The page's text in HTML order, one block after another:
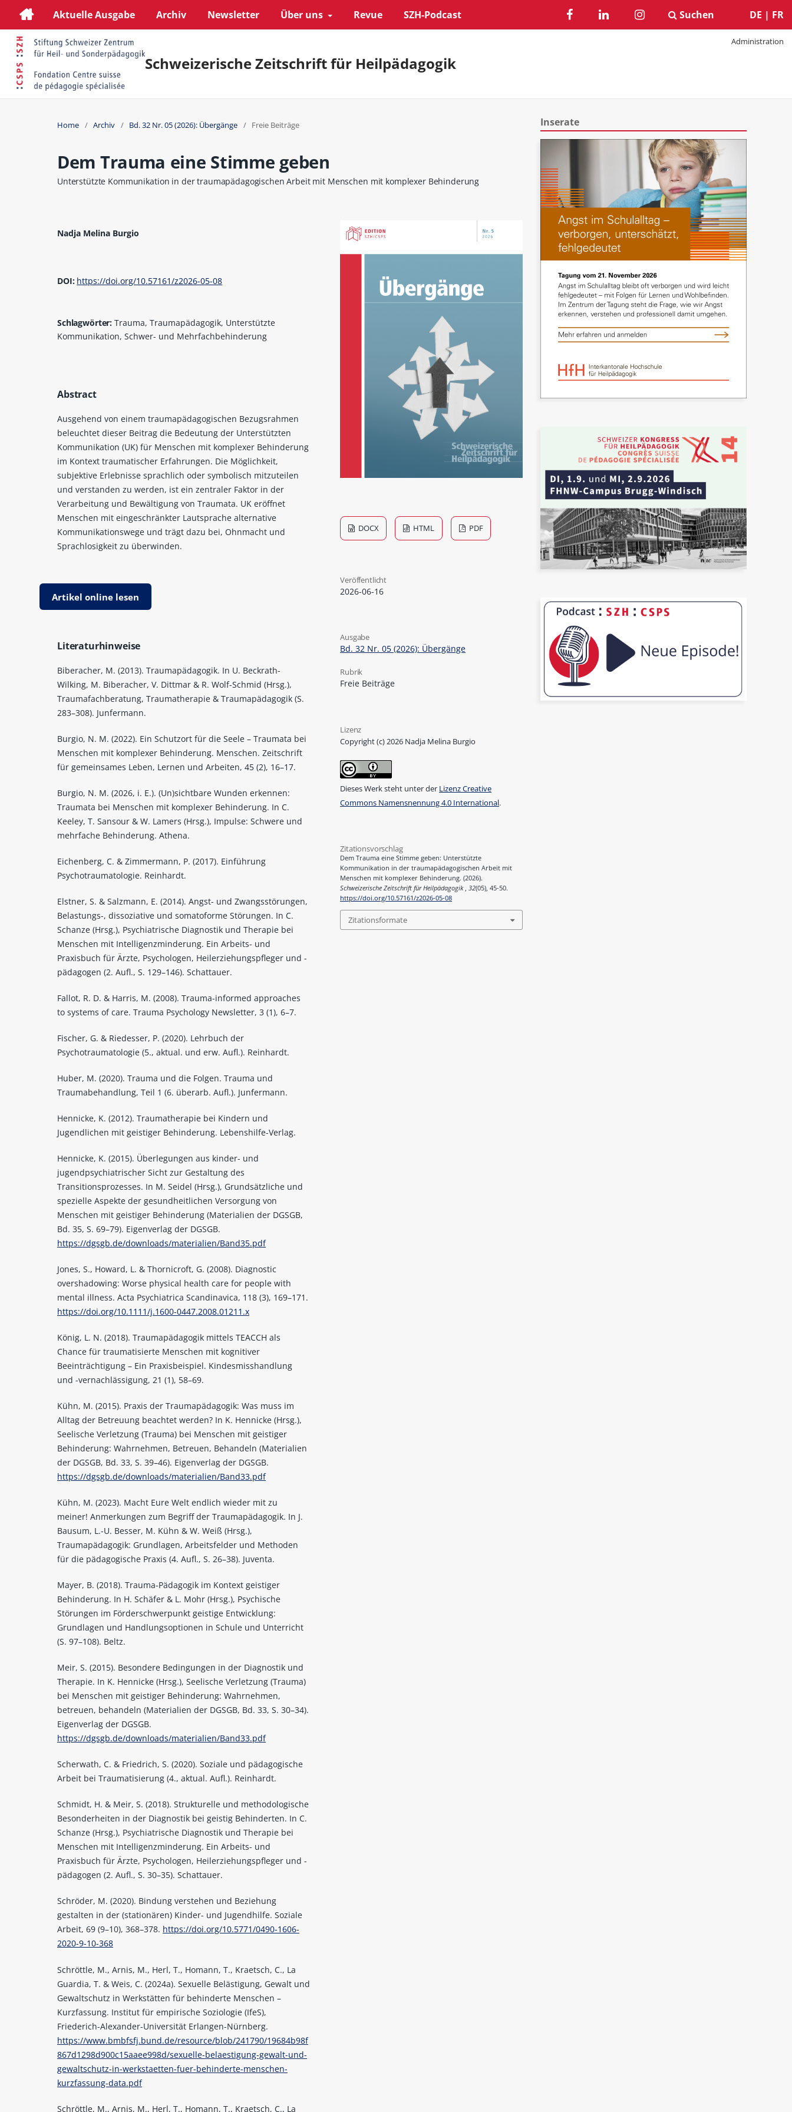
Aktuelle Ausgabe Archiv Newsletter Über uns Revue SZH-Podcast
Administration
DE | FR
Suchen
Schweizerische Zeitschrift für Heilpädagogik
Home / Archiv / Bd. 32 Nr. 05 (2026): Übergänge / Freie Beiträge
Dem Trauma eine Stimme geben
Unterstützte Kommunikation in der traumapädagogischen Arbeit mit Menschen mit komplexer Behinderung
Nadja Melina Burgio
DOI: https://doi.org/10.57161/z2026-05-08
Schlagwörter:Trauma, Traumapädagogik, Unterstützte
Kommunikation, Schwer- und Mehrfachbehinderung
Abstract
Ausgehend von einem traumapädagogischen Bezugsrahmen
beleuchtet dieser Beitrag die Bedeutung der Unterstützten
Kommunikation (UK) für Menschen mit komplexer Behinderung
im Kontext traumatischer Erfahrungen. Die Möglichkeit,
subjektive Erlebnisse sprachlich oder symbolisch mitzuteilen
und verstanden zu werden, ist ein zentraler Faktor in der
Verarbeitung und Bewältigung von Traumata. UK eröffnet
Menschen mit eingeschränkter Lautsprache alternative
Kommunikationswege und trägt dazu bei, Ohnmacht und
Sprachlosigkeit zu überwinden.
Artikel online lesen
Literaturhinweise
Biberacher, M. (2013). Traumapädagogik. In U. Beckrath-
Wilking, M. Biberacher, V. Dittmar & R. Wolf-Schmid (Hrsg.),
Traumafachberatung, Traumatherapie & Traumapädagogik (S.
283–308). Junfermann.
Burgio, N. M. (2022). Ein Schutzort für die Seele – Traumata bei
Menschen mit komplexer Behinderung. Menschen. Zeitschrift
für gemeinsames Leben, Lernen und Arbeiten, 45 (2), 16–17.
Burgio, N. M. (2026, i. E.). (Un)sichtbare Wunden erkennen:
Traumata bei Menschen mit komplexer Behinderung. In C.
Keeley, T. Sansour & W. Lamers (Hrsg.), Impulse: Schwere und
mehrfache Behinderung. Athena.
Eichenberg, C. & Zimmermann, P. (2017). Einführung
Psychotraumatologie. Reinhardt.
Elstner, S. & Salzmann, E. (2014). Angst- und Zwangsstörungen,
Belastungs-, dissoziative und somatoforme Störungen. In C.
Schanze (Hrsg.), Psychiatrische Diagnostik und Therapie bei
Menschen mit Intelligenzminderung. Ein Arbeits- und
Praxisbuch für Ärzte, Psychologen, Heilerziehungspfleger und -
pädagogen (2. Aufl., S. 129–146). Schattauer.
Fallot, R. D. & Harris, M. (2008). Trauma-informed approaches
to systems of care. Trauma Psychology Newsletter, 3 (1), 6–7.
Fischer, G. & Riedesser, P. (2020). Lehrbuch der
Psychotraumatologie (5., aktual. und erw. Aufl.). Reinhardt.
Huber, M. (2020). Trauma und die Folgen. Trauma und
Traumabehandlung, Teil 1 (6. überarb. Aufl.). Junfermann.
Hennicke, K. (2012). Traumatherapie bei Kindern und
Jugendlichen mit geistiger Behinderung. Lebenshilfe-Verlag.
Hennicke, K. (2015). Überlegungen aus kinder- und
jugendpsychiatrischer Sicht zur Gestaltung des
Transitionsprozesses. In M. Seidel (Hrsg.), Grundsätzliche und
spezielle Aspekte der gesundheitlichen Versorgung von
Menschen mit geistiger Behinderung (Materialien der DGSGB,
Bd. 35, S. 69–79). Eigenverlag der DGSGB.
https://dgsgb.de/downloads/materialien/Band35.pdf
Jones, S., Howard, L. & Thornicroft, G. (2008). Diagnostic
overshadowing: Worse physical health care for people with
mental illness. Acta Psychiatrica Scandinavica, 118 (3), 169–171.
https://doi.org/10.1111/j.1600-0447.2008.01211.x
König, L. N. (2018). Traumapädagogik mittels TEACCH als
Chance für traumatisierte Menschen mit kognitiver
Beeinträchtigung – Ein Praxisbeispiel. Kindesmisshandlung
und -vernachlässigung, 21 (1), 58–69.
Kühn, M. (2015). Praxis der Traumapädagogik: Was muss im
Alltag der Betreuung beachtet werden? In K. Hennicke (Hrsg.),
Seelische Verletzung (Trauma) bei Menschen mit geistiger
Behinderung: Wahrnehmen, Betreuen, Behandeln (Materialien
der DGSGB, Bd. 33, S. 39–46). Eigenverlag der DGSGB.
https://dgsgb.de/downloads/materialien/Band33.pdf
Kühn, M. (2023). Macht Eure Welt endlich wieder mit zu
meiner! Anmerkungen zum Begriff der Traumapädagogik. In J.
Bausum, L.-U. Besser, M. Kühn & W. Weiß (Hrsg.),
Traumapädagogik: Grundlagen, Arbeitsfelder und Methoden
für die pädagogische Praxis (4. Aufl., S. 26–38). Juventa.
Mayer, B. (2018). Trauma-Pädagogik im Kontext geistiger
Behinderung. In H. Schäfer & L. Mohr (Hrsg.), Psychische
Störungen im Förderschwerpunkt geistige Entwicklung:
Grundlagen und Handlungsoptionen in Schule und Unterricht
(S. 97–108). Beltz.
Meir, S. (2015). Besondere Bedingungen in der Diagnostik und
Therapie. In K. Hennicke (Hrsg.), Seelische Verletzung (Trauma)
bei Menschen mit geistiger Behinderung: Wahrnehmen,
betreuen, behandeln (Materialien der DGSGB, Bd. 33, S. 30–34).
Eigenverlag der DGSGB.
https://dgsgb.de/downloads/materialien/Band33.pdf
Scherwath, C. & Friedrich, S. (2020). Soziale und pädagogische
Arbeit bei Traumatisierung (4., aktual. Aufl.). Reinhardt.
Schmidt, H. & Meir, S. (2018). Strukturelle und methodologische
Besonderheiten in der Diagnostik bei geistig Behinderten. In C.
Schanze (Hrsg.), Psychiatrische Diagnostik und Therapie bei
Menschen mit Intelligenzminderung. Ein Arbeits- und
Praxisbuch für Ärzte, Psychologen, Heilerziehungspfleger und -
pädagogen (2. Aufl., S. 30–35). Schattauer.
Schröder, M. (2020). Bindung verstehen und Beziehung
gestalten in der (stationären) Kinder- und Jugendhilfe. Soziale
Arbeit, 69 (9–10), 368–378. https://doi.org/10.5771/0490-1606-
2020-9-10-368
Schröttle, M., Arnis, M., Herl, T., Homann, T., Kraetsch, C., La
Guardia, T. & Weis, C. (2024a). Sexuelle Belästigung, Gewalt und
Gewaltschutz in Werkstätten für behinderte Menschen –
Kurzfassung. Institut für empirische Soziologie (IfeS),
Friederich-Alexander-Universität Erlangen-Nürnberg.
https://www.bmbfsfj.bund.de/resource/blob/241790/19684b98f
867d1298d900c15aaee998d/sexuelle-belaestigung-gewalt-und-
gewaltschutz-in-werkstaetten-fuer-behinderte-menschen-
kurzfassung-data.pdf
Schröttle, M., Arnis, M., Herl, T., Homann, T., Kraetsch, C., La
DOCX HTML PDF
Veröffentlicht
2026-06-16
Ausgabe
Bd. 32 Nr. 05 (2026): Übergänge
Rubrik
Freie Beiträge
Lizenz
Copyright (c) 2026 Nadja Melina Burgio
Dieses Werk steht unter der Lizenz Creative
Commons Namensnennung 4.0 International.
Zitationsvorschlag
Dem Trauma eine Stimme geben: Unterstützte
Kommunikation in der traumapädagogischen Arbeit mit
Menschen mit komplexer Behinderung. (2026).
Schweizerische Zeitschrift für Heilpädagogik ,32(05), 45-50.
https://doi.org/10.57161/z2026-05-08
Zitationsformate
Inserate